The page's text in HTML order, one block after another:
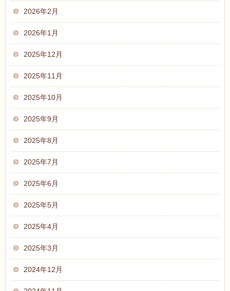
2026年2月
2026年1月
2025年12月
2025年11月
2025年10月
2025年9月
2025年8月
2025年7月
2025年6月
2025年5月
2025年4月
2025年3月
2024年12月